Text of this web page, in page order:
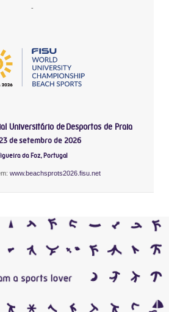
-
Universitário de Desportos de Praia
de setembro de 2026
da Foz, Portugal
www.beachsprots2026.fisu.net